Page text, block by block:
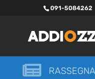
091-5084262
